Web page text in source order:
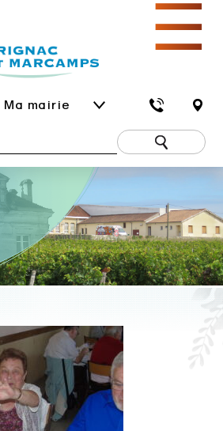
Ma mairie
☰